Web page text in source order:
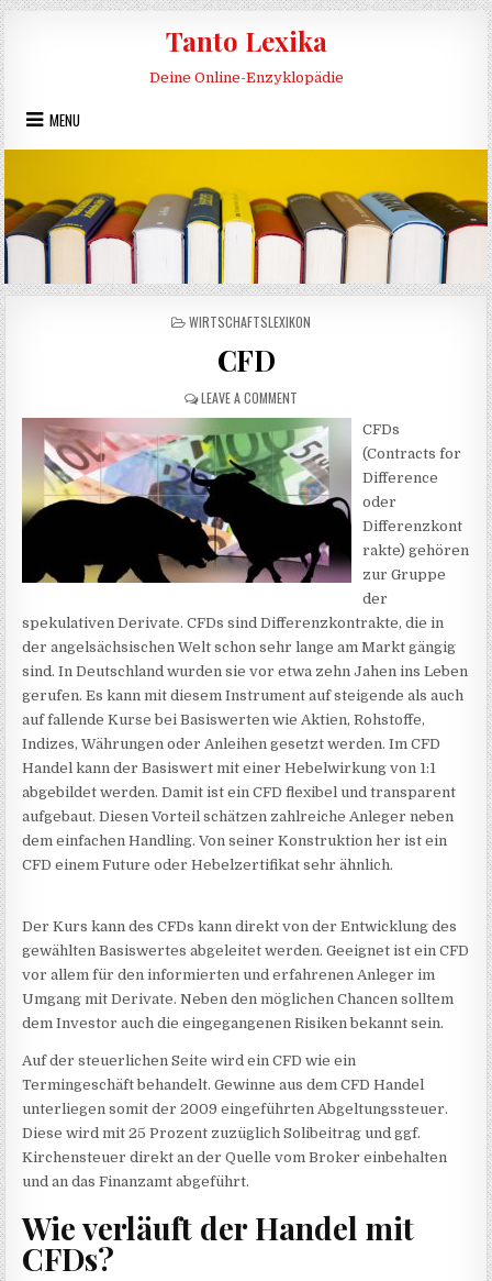
Skip to content
Tanto Lexika
Deine Online-Enzyklopädie
MENU
POSTED IN
WIRTSCHAFTSLEXIKON
CFD
LEAVE A COMMENTON CFD
CFDs
(Contracts for
Difference
oder
Differenzkont
rakte) gehören
zur Gruppe
der
spekulativen Derivate. CFDs sind Differenzkontrakte, die in
der angelsächsischen Welt schon sehr lange am Markt gängig
sind. In Deutschland wurden sie vor etwa zehn Jahen ins Leben
gerufen. Es kann mit diesem Instrument auf steigende als auch
auf fallende Kurse bei Basiswerten wie Aktien, Rohstoffe,
Indizes, Währungen oder Anleihen gesetzt werden. Im CFD
Handel kann der Basiswert mit einer Hebelwirkung von 1:1
abgebildet werden. Damit ist ein CFD flexibel und transparent
aufgebaut. Diesen Vorteil schätzen zahlreiche Anleger neben
dem einfachen Handling. Von seiner Konstruktion her ist ein
CFD einem Future oder Hebelzertifikat sehr ähnlich.
Der Kurs kann des CFDs kann direkt von der Entwicklung des
gewählten Basiswertes abgeleitet werden. Geeignet ist ein CFD
vor allem für den informierten und erfahrenen Anleger im
Umgang mit Derivate. Neben den möglichen Chancen solltem
dem Investor auch die eingegangenen Risiken bekannt sein.
Auf der steuerlichen Seite wird ein CFD wie ein
Termingeschäft behandelt. Gewinne aus dem CFD Handel
unterliegen somit der 2009 eingeführten Abgeltungssteuer.
Diese wird mit 25 Prozent zuzüglich Solibeitrag und ggf.
Kirchensteuer direkt an der Quelle vom Broker einbehalten
und an das Finanzamt abgeführt.
Wie verläuft der Handel mit
CFDs?